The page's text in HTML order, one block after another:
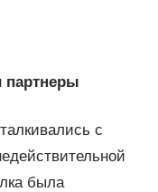
партнеры
с
была